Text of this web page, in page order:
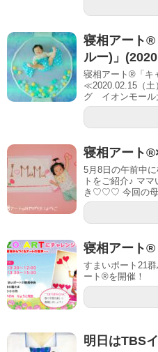
寝相アート®
ルー)」
寝相アート®「キ
≪2020.02.15（土
グ イオンモール
寝相アート
5月8日の午前中
トをご紹介♪ マ
き♡♡♡ 今回の母
寝相アート®
すまいポート21
ート®を開催！
明日はTBS